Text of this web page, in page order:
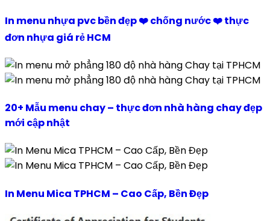
In menu nhựa pvc bền đẹp ❤️ chống nước ❤️ thực
đơn nhựa giá rẻ HCM
20+ Mẫu menu chay – thực đơn nhà hàng chay đẹp
mới cập nhật
In Menu Mica TPHCM – Cao Cấp, Bền Đẹp